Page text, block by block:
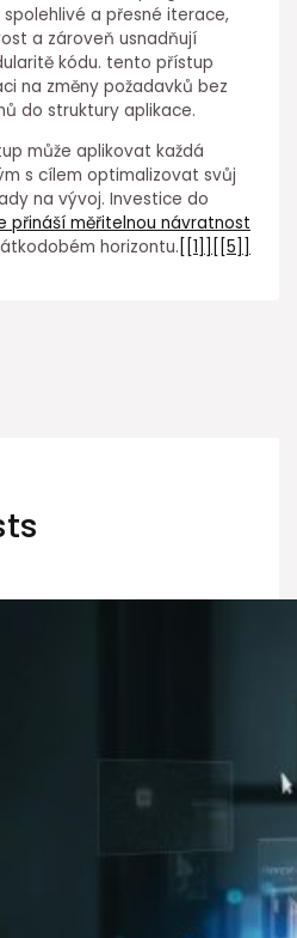
a přesné iterace,
a zároveň usnadňují
kódu. tento přístup
na změny požadavků bez
do struktury aplikace.
může aplikovat každá
s cílem ⁣optimalizovat svůj
na vývoj. Investice do
měřitelnou návratnost
horizontu. [[1]] [[5]]